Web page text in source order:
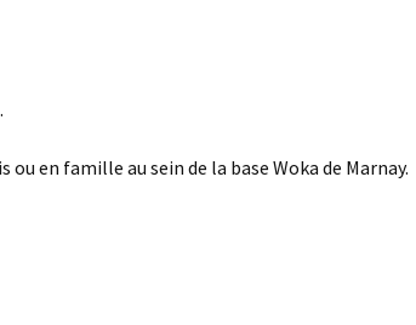
en famille au sein de la base Woka de Marnay.